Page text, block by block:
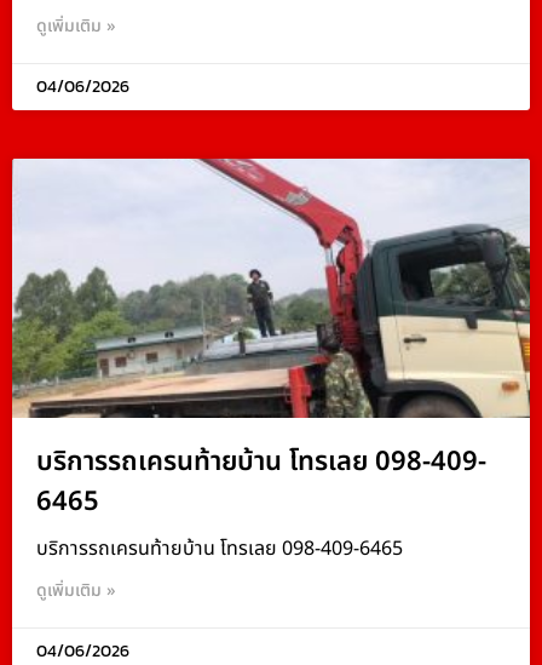
ดูเพิ่มเติม »
04/06/2026
บริการรถเครนท้ายบ้าน โทรเลย 098-409-
6465
บริการรถเครนท้ายบ้าน โทรเลย 098-409-6465
ดูเพิ่มเติม »
04/06/2026